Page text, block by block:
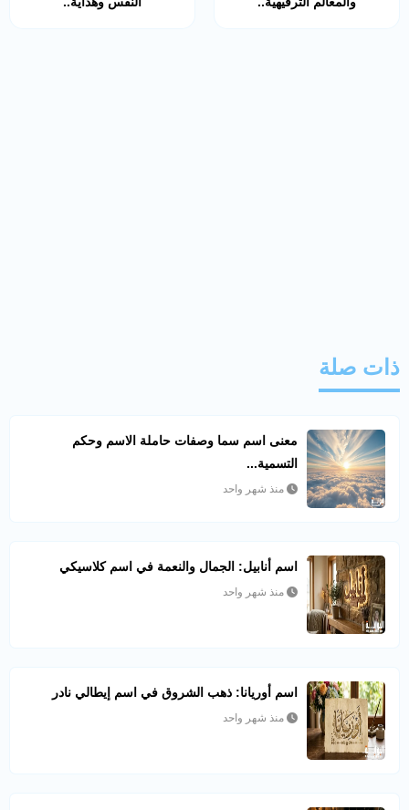
ذات صلة
معنى اسم سما وصفات حاملة الاسم وحكم
التسمية...
منذ شهر واحد
اسم أنابيل: الجمال والنعمة في اسم كلاسيكي
منذ شهر واحد
اسم أوريانا: ذهب الشروق في اسم إيطالي نادر
منذ شهر واحد